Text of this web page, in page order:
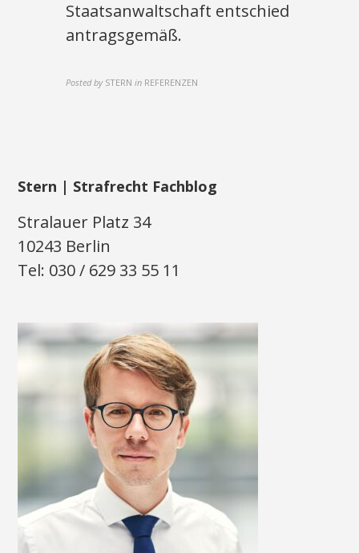
Staatsanwaltschaft entschied
antragsgemäß.
Posted by STERN in REFERENZEN
Stern | Strafrecht Fachblog
Stralauer Platz 34
10243 Berlin
Tel: 030 / 629 33 55 11